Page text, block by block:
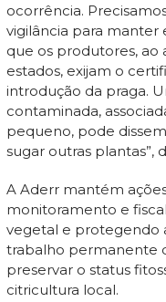
ocorrência.
vigilância para manter
que os produtores,
estados, exijam o
introdução da praga.
contaminada,
pequeno, pode
sugar outras plantas”,
A Aderr mantém
monitoramento e
vegetal e protegendo
trabalho permanente
preservar o status
citricultura local.